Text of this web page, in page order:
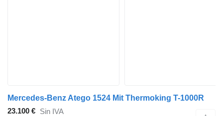
Mercedes-Benz Atego 1524 Mit Thermoking T-1000R
23.100 € Sin IVA